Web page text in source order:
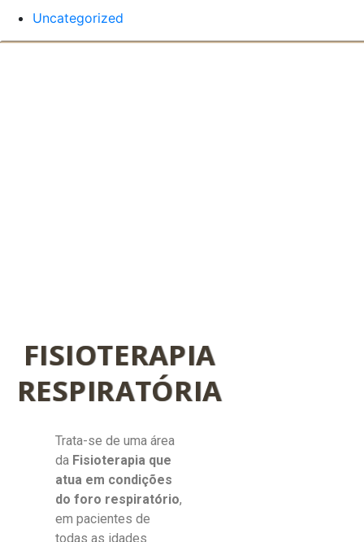
Uncategorized
FISIOTERAPIA
RESPIRATÓRIA
Trata-se de uma área
da Fisioterapia que
atua em condições
do foro respiratório,
em pacientes de
todas as idades